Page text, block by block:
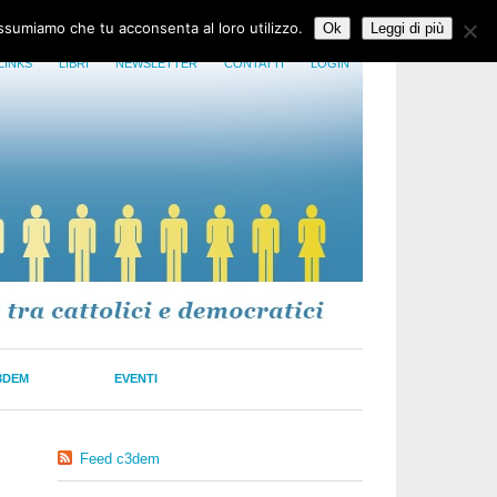
LIBRI NEWSLETTER CONTATTI LOGIN
EVENTI
Feed c3dem
che tu acconsenta al loro utilizzo. Ok Leggi di più